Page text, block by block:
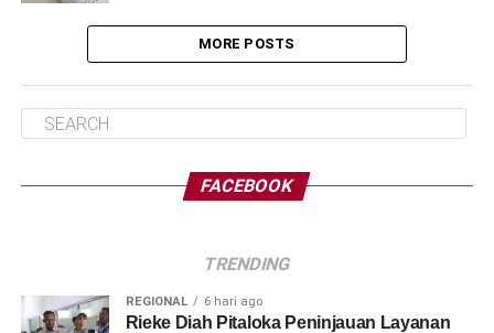
MORE POSTS
FACEBOOK
TRENDING
REGIONAL 6 hari ago
Rieke Diah Pitaloka Peninjauan Layanan